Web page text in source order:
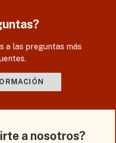
a las preguntas más
a nosotros?